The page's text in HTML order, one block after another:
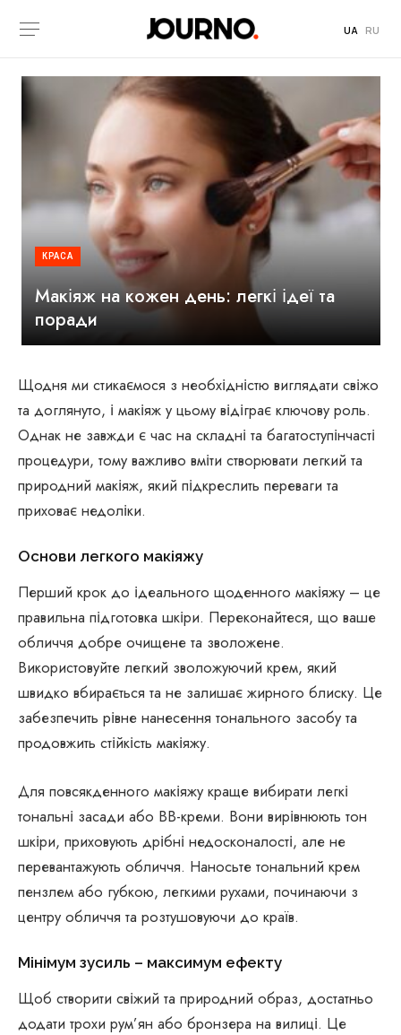
UA RU
КРАСА
Макіяж на кожен день: легкі ідеї та
поради
Щодня ми стикаємося з необхідністю виглядати свіжо
та доглянуто, і макіяж у цьому відіграє ключову роль.
Однак не завжди є час на складні та багатоступінчасті
процедури, тому важливо вміти створювати легкий та
природний макіяж, який підкреслить переваги та
приховає недоліки.
Основи легкого макіяжу
Перший крок до ідеального щоденного макіяжу – це
правильна підготовка шкіри. Переконайтеся, що ваше
обличчя добре очищене та зволожене.
Використовуйте легкий зволожуючий крем, який
швидко вбирається та не залишає жирного блиску. Це
забезпечить рівне нанесення тонального засобу та
продовжить стійкість макіяжу.
Для повсякденного макіяжу краще вибирати легкі
тональні засади або BB-креми. Вони вирівнюють тон
шкіри, приховують дрібні недосконалості, але не
перевантажують обличчя. Наносьте тональний крем
пензлем або губкою, легкими рухами, починаючи з
центру обличчя та розтушовуючи до країв.
Мінімум зусиль – максимум ефекту
Щоб створити свіжий та природний образ, достатньо
додати трохи рум’ян або бронзера на вилиці. Це